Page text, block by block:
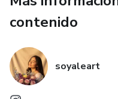
contenido
soyaleart